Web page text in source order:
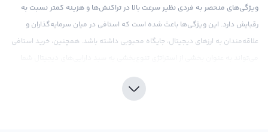
ویژگی‌های منحصر به فردی نظیر سرعت بالا در تراکنش‌ها و هزینه کمتر نسبت به
رقبایش دارد. این ویژگی‌ها باعث شده است که استافی در میان سرمایه‌گذاران و
علاقه‌مندان به ارزهای دیجیتال، جایگاه محبوبی داشته باشد. همچنین، خرید استافی
صرافی رابکس با ارائه خدمات خرید و فروش استافی با نرخ‌های رقابتی و کارمزد پایین،